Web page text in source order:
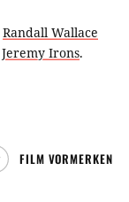
Randall Wallace
Jeremy Irons.
FILM VORMERKEN